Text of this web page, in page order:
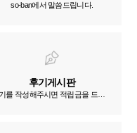
so-ban에서 말씀드립니다.
후기게시판
후기를 작성해주시면 적립금을 드려요!